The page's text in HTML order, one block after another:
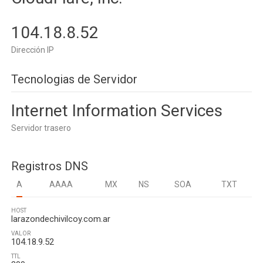
104.18.8.52
Dirección IP
Tecnologias de Servidor
Internet Information Services
Servidor trasero
Registros DNS
A AAAA MX NS SOA TXT
HOST
larazondechivilcoy.com.ar
VALOR
104.18.9.52
TTL